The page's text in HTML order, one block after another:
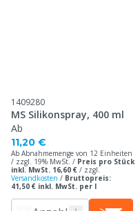
1409280
MS Silikonspray, 400 ml
Ab
11,20 €
Ab Abnahmemenge von 12 Einheiten
/ zzgl. 19% MwSt. / Preis pro Stück
inkl. MwSt. 16,60 € / zzgl.
Versandkosten / Bruttopreis:
41,50 € inkl. MwSt. per l